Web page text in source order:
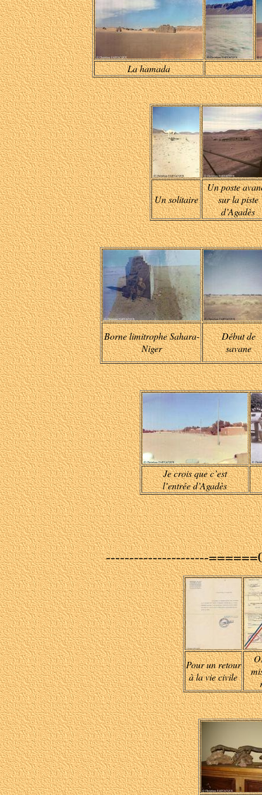
La hamada
Un solitaire
Un poste
sur la piste
d’Agadès
Borne limitrophe Sahara-
Niger
Début de
savane
Je crois que c’est
l’entrée d’Agadès
----------------------
Pour un retour
à la vie civile